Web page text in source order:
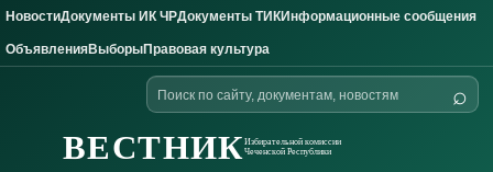
Skip to content
НовостиДокументы ИК ЧРДокументы ТИКИнформационные сообщения
ОбъявленияВыборыПравовая культура
ВЕСТНИКИзбирательной комиссии
Чеченской Республики
Поиск
по
⌕